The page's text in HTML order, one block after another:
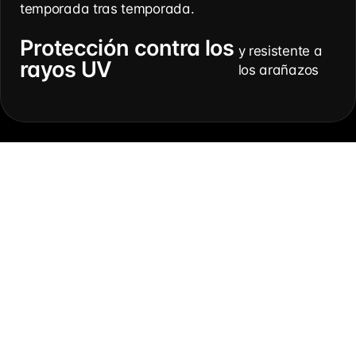
temporada tras temporada.
Protección contra los
rayos UV
y resistente a
los arañazos